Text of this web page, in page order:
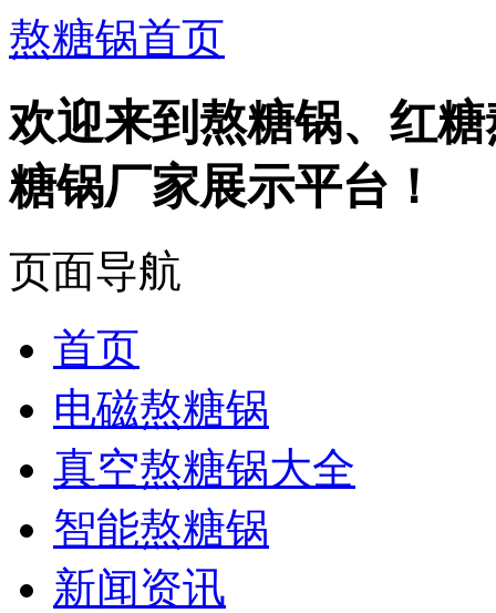
熬糖锅首页
欢迎来到熬糖锅、红
糖锅厂家展示平台！
页面导航
首页
电磁熬糖锅
真空熬糖锅大全
智能熬糖锅
新闻资讯